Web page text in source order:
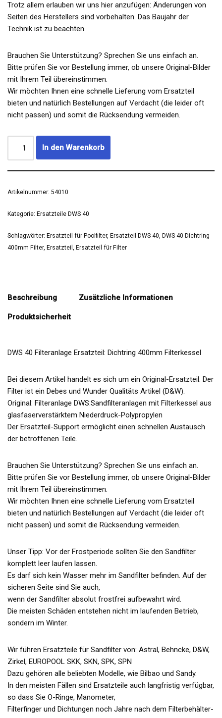
Trotz allem erlauben wir uns hier anzufügen: Änderungen von
Seiten des Herstellers sind vorbehalten. Das Baujahr der
Technik ist zu beachten.
Brauchen Sie Unterstützung? Sprechen Sie uns einfach an.
Bitte prüfen Sie vor Bestellung immer, ob unsere Original-Bilder
mit Ihrem Teil übereinstimmen.
Wir möchten Ihnen eine schnelle Lieferung vom Ersatzteil
bieten und natürlich Bestellungen auf Verdacht (die leider oft
nicht passen) und somit die Rücksendung vermeiden.
In den Warenkorb
Artikelnummer: 54010
Kategorie: Ersatzteile DWS 40
Schlagwörter: Ersatzteil für Poolfilter, Ersatzteil DWS 40 DWS 40 Dichtring
400mm Filter, Ersatzteil Ersatzteil für Filter
Beschreibung Zusätzliche Informationen
Produktsicherheit
DWS 40 Filteranlage Ersatzteil: Dichtring 400mm Filterkessel
Bei diesem Artikel handelt es sich um ein Original-Ersatzteil. Der
Filter ist ein Debes und Wunder Qualitäts Artikel (D&W).
Original: Filteranlage DWS:Sandfilteranlagen mit Filterkessel aus
glasfaserverstärktem Niederdruck-Polypropylen
Der Ersatzteil-Support ermöglicht einen schnellen Austausch
der betroffenen Teile.
Brauchen Sie Unterstützung? Sprechen Sie uns einfach an.
Bitte prüfen Sie vor Bestellung immer, ob unsere Original-Bilder
mit Ihrem Teil übereinstimmen.
Wir möchten Ihnen eine schnelle Lieferung vom Ersatzteil
bieten und natürlich Bestellungen auf Verdacht (die leider oft
nicht passen) und somit die Rücksendung vermeiden.
Unser Tipp: Vor der Frostperiode sollten Sie den Sandfilter
komplett leer laufen lassen.
Es darf sich kein Wasser mehr im Sandfilter befinden. Auf der
sicheren Seite sind Sie auch,
wenn der Sandfilter absolut frostfrei aufbewahrt wird.
Die meisten Schäden entstehen nicht im laufenden Betrieb,
sondern im Winter.
Wir führen Ersatzteile für Sandfilter von: Astral, Behncke, D&W,
Zirkel, EUROPOOL SKK, SKN, SPK, SPN
Dazu gehören alle beliebten Modelle, wie Bilbao und Sandy.
In den meisten Fällen sind Ersatzteile auch langfristig verfügbar,
so dass Sie O-Ringe, Manometer,
Filterfinger und Dichtungen noch Jahre nach dem Filterbehälter-